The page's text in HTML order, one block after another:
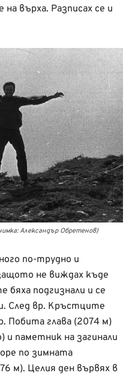
на върха. Разписах се и
Александър Обретенов)
по-трудно и
не виждах къде
подгизнали и се
След вр. Кръстците
Побита глава (2074 м)
паметник на загинали
по зимната
м). Целия ден вървях в